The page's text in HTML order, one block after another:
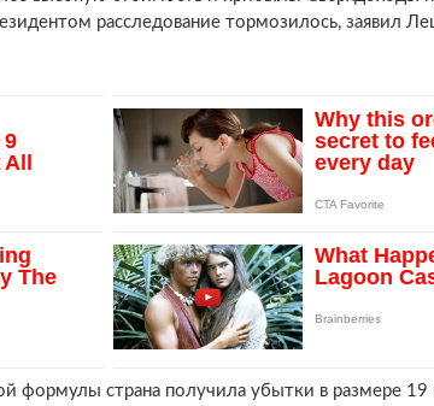
расследование тормозилось, заявил
формулы страна получила убытки в размере